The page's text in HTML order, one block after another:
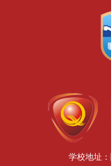
学校地址